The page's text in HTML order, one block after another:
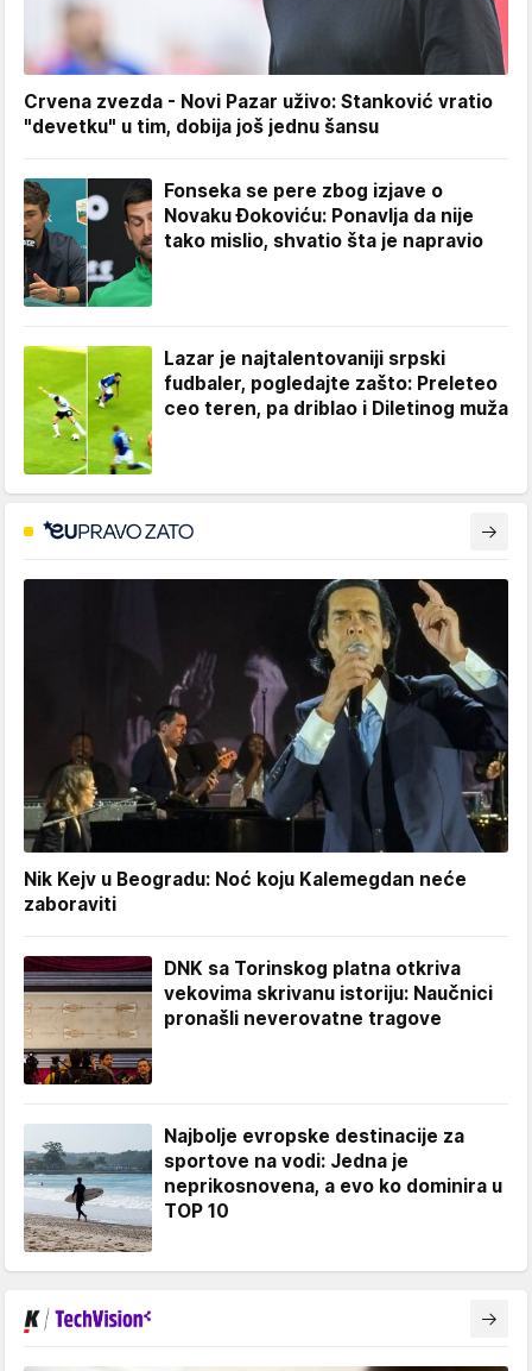
Crvena zvezda - Novi Pazar uživo: Stanković vratio
"devetku" u tim, dobija još jednu šansu
Fonseka se pere zbog izjave o
Novaku Đokoviću: Ponavlja da nije
tako mislio, shvatio šta je napravio
Lazar je najtalentovaniji srpski
fudbaler, pogledajte zašto: Preleteo
ceo teren, pa driblao i Diletinog muža
Nik Kejv u Beogradu: Noć koju Kalemegdan neće
zaboraviti
DNK sa Torinskog platna otkriva
vekovima skrivanu istoriju: Naučnici
pronašli neverovatne tragove
Najbolje evropske destinacije za
sportove na vodi: Jedna je
neprikosnovena, a evo ko dominira u
TOP 10